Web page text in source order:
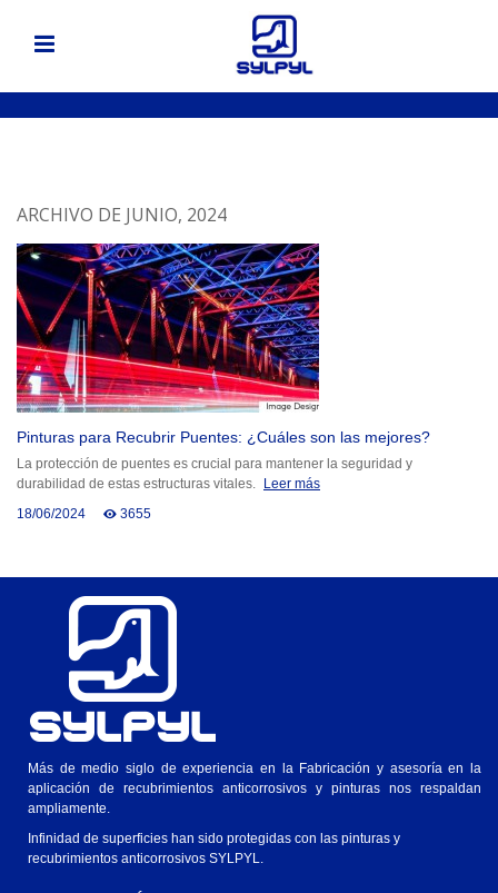
ARCHIVO DE JUNIO, 2024
Pinturas para Recubrir Puentes: ¿Cuáles son las mejores?
La protección de puentes es crucial para mantener la seguridad y
durabilidad de estas estructuras vitales.
Leer más
18/06/2024
3655
Más de medio siglo de experiencia en la Fabricación y asesoría en la
aplicación de recubrimientos anticorrosivos y pinturas nos respaldan
ampliamente.
Infinidad de superficies han sido protegidas con las pinturas y
recubrimientos anticorrosivos SYLPYL.